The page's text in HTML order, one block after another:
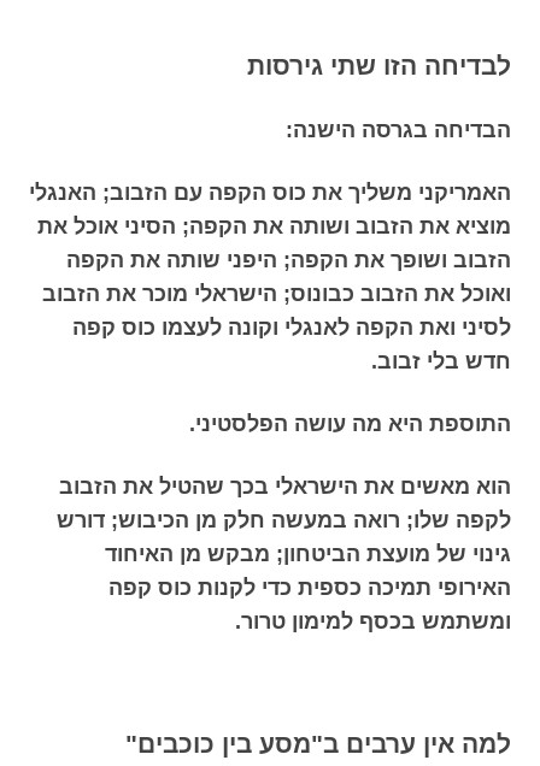
לבדיחה הזו שתי גירסות
הבדיחה בגרסה הישנה:
האמריקני משליך את כוס הקפה עם הזבוב; האנגלי
מוציא את הזבוב ושותה את הקפה; הסיני אוכל את
הזבוב ושופך את הקפה; היפני שותה את הקפה
ואוכל את הזבוב כבונוס; הישראלי מוכר את הזבוב
לסיני ואת הקפה לאנגלי וקונה לעצמו כוס קפה
חדש בלי זבוב.
התוספת היא מה עושה הפלסטיני.
הוא מאשים את הישראלי בכך שהטיל את הזבוב
לקפה שלו; רואה במעשה חלק מן הכיבוש; דורש
גינוי של מועצת הביטחון; מבקש מן האיחוד
האירופי תמיכה כספית כדי לקנות כוס קפה
ומשתמש בכסף למימון טרור.
למה אין ערבים ב"מסע בין כוכבים"